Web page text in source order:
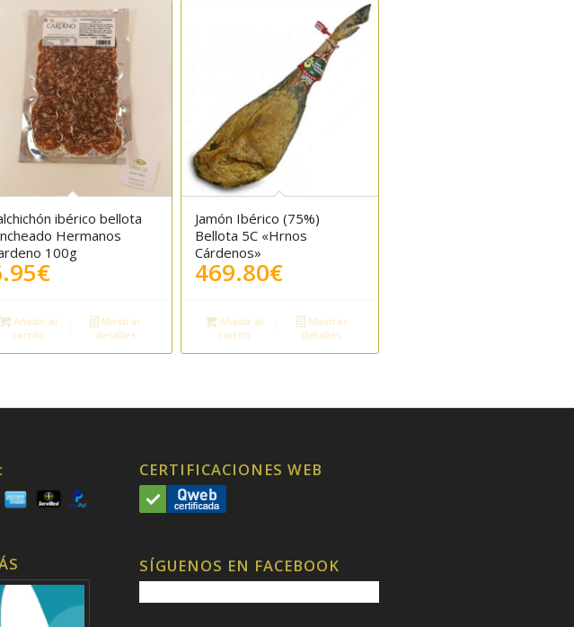
5.00ibérico bellota
Hermanos
100g
€
Añadir al
carrito
Mostrar
detalles
Jamón Ibérico (75%)
Bellota 5C «Hrnos
Cárdenos»
469.80€
Añadir al
carrito
Mostrar
detalles
CERTIFICACIONES WEB
SÍGUENOS EN FACEBOOK